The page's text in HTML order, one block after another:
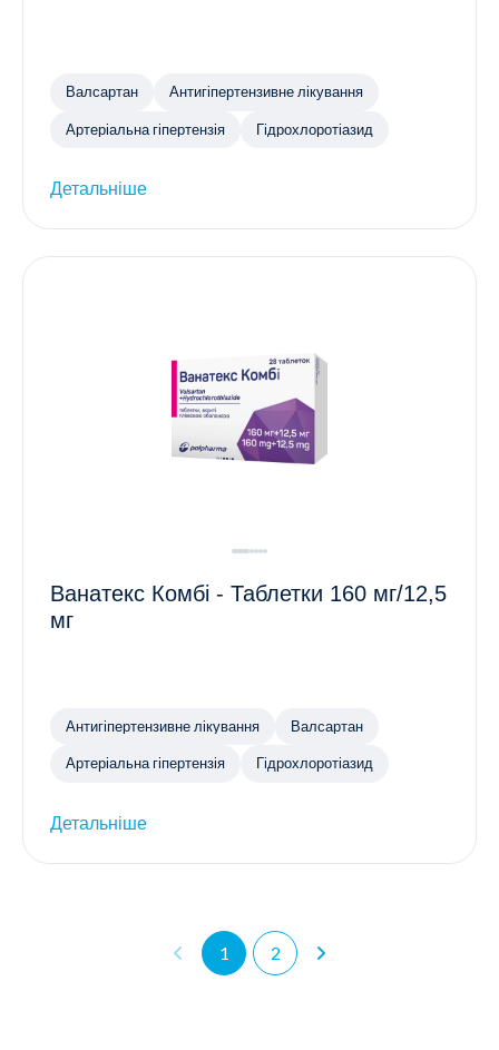
Валсартан Антигіпертензивне лікування
Артеріальна гіпертензія Гідрохлоротіазид
Детальніше
Ванатекс Комбі - Таблетки 160 мг/12,5
мг
Антигіпертензивне лікування Валсартан
Артеріальна гіпертензія Гідрохлоротіазид
Детальніше
1 2